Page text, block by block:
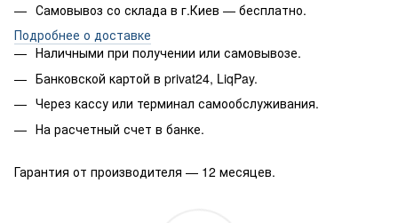
Самовывоз со склада в г.Киев — бесплатно.
Подробнее о доставке
Наличными при получении или самовывозе.
Банковской картой в privat24, LiqPay.
Через кассу или терминал самообслуживания.
На расчетный счет в банке.
Гарантия от производителя — 12 месяцев.